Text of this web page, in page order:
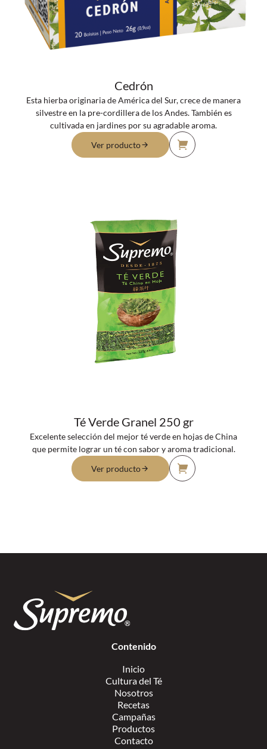
Cedrón
Esta hierba originaria de América del Sur, crece de manera
silvestre en la pre-cordillera de los Andes. También es
cultivada en jardines por su agradable aroma.
Ver producto
Té Verde Granel 250 gr
Excelente selección del mejor té verde en hojas de China
que permite lograr un té con sabor y aroma tradicional.
Ver producto
Contenido
Inicio
Cultura del Té
Nosotros
Recetas
Campañas
Productos
Contacto